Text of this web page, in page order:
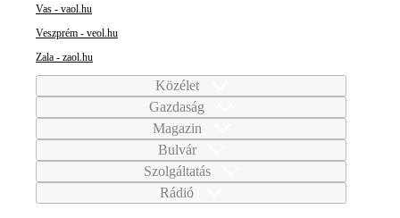
Vas - vaol.hu
Veszprém - veol.hu
Zala - zaol.hu
Közélet
Gazdaság
Magazin
Bulvár
Szolgáltatás
Rádió